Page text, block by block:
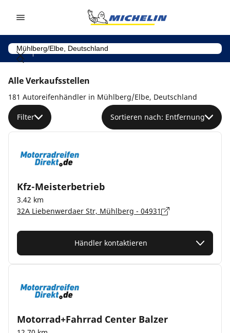
Alle Verkaufsstellen
181 Autoreifenhändler in Mühlberg/Elbe, Deutschland
Filter Sortieren nach: Entfernung
Kfz-Meisterbetrieb
3.42 km
32A Liebenwerdaer Str, Mühlberg - 04931
Händler kontaktieren
Motorrad+Fahrrad Center Balzer